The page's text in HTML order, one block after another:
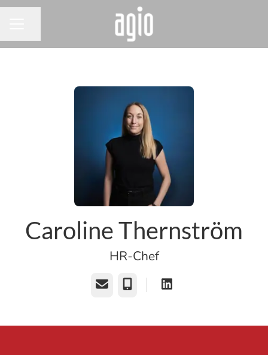
Caroline Thernström
HR-Chef
E-post Telefon